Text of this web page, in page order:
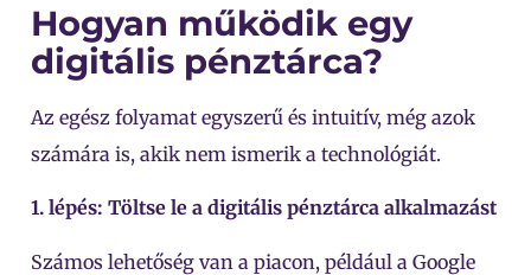
Hogyan működik egy
digitális pénztárca?
Az egész folyamat egyszerű és intuitív, még azok
számára is, akik nem ismerik a technológiát.
1. lépés: Töltse le a digitális pénztárca alkalmazást
Számos lehetőség van a piacon, például a Google